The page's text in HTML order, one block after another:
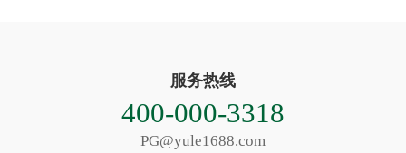
服务热线
400-000-3318
PG@yule1688.com